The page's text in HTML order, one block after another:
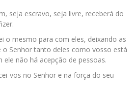
seja escravo, seja livre, receberá do
o mesmo para com eles, deixando as
o Senhor tanto deles como vosso está
ele não há acepção de pessoas.
vos no Senhor e na força do seu